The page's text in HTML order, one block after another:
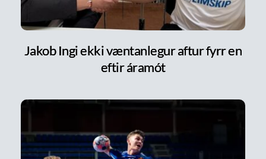
Jakob Ingi ekki væntanlegur aftur fyrr en
eftir áramót